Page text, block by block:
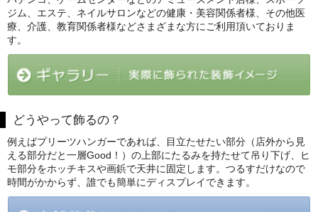
ジム、エステ、ネイルサロンなどの健康・美容関係者様、その他医
療、介護、教育関係者様などさまざまな方にご利用頂いておりま
す。
どうやって飾るの？
例えばプリーツハンガーであれば、目立たせたい部分（店外から見
える部分だと一層Good！）の上部にたるみを持たせて吊り下げ、ヒ
モ部分をホッチキスや画鋲で天井に固定します。つるすだけなので
時間がかからず、誰でも簡単にディスプレイできます。